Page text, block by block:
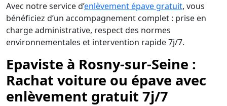
Avec notre service d’enlèvement épave gratuit, vous
bénéficiez d’un accompagnement complet : prise en
charge administrative, respect des normes
environnementales et intervention rapide 7j/7.
Epaviste à Rosny-sur-Seine :
Rachat voiture ou épave avec
enlèvement gratuit 7j/7